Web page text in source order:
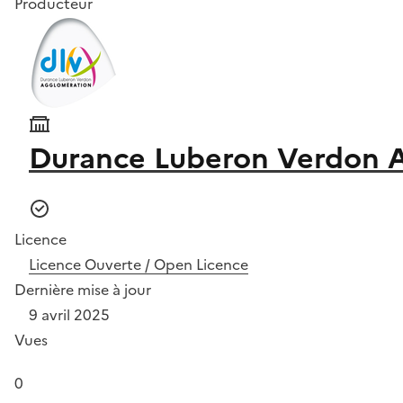
Durance Luberon Verdon
Licence
Licence Ouverte / Open Licence
Dernière mise à jour
9 avril 2025
Vues
0